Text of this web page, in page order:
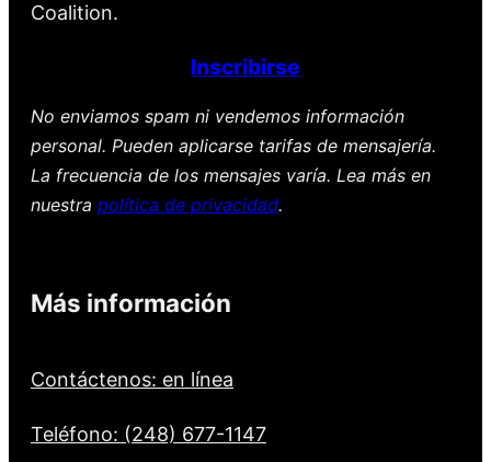
Coalition.
Inscribirse
No enviamos spam ni vendemos información
personal. Pueden aplicarse tarifas de mensajería.
La frecuencia de los mensajes varía. Lea más en
nuestra política de privacidad.
Más información
Contáctenos: en línea
Teléfono: (248) 677-1147